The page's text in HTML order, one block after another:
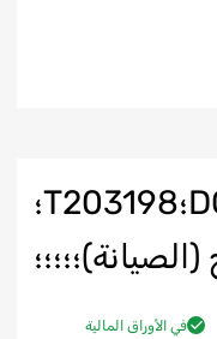
DC46 19N619 AA N؛T203198؛
في الأوراق المالية